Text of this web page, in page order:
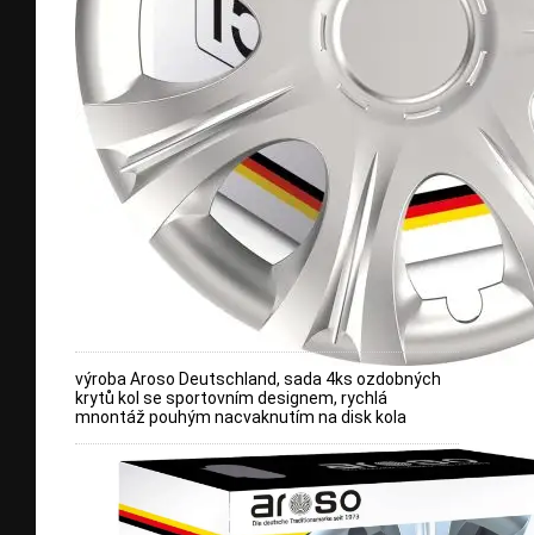
výroba Aroso Deutschland, sada 4ks ozdobných
krytů kol se sportovním designem, rychlá
mnontáž pouhým nacvaknutím na disk kola